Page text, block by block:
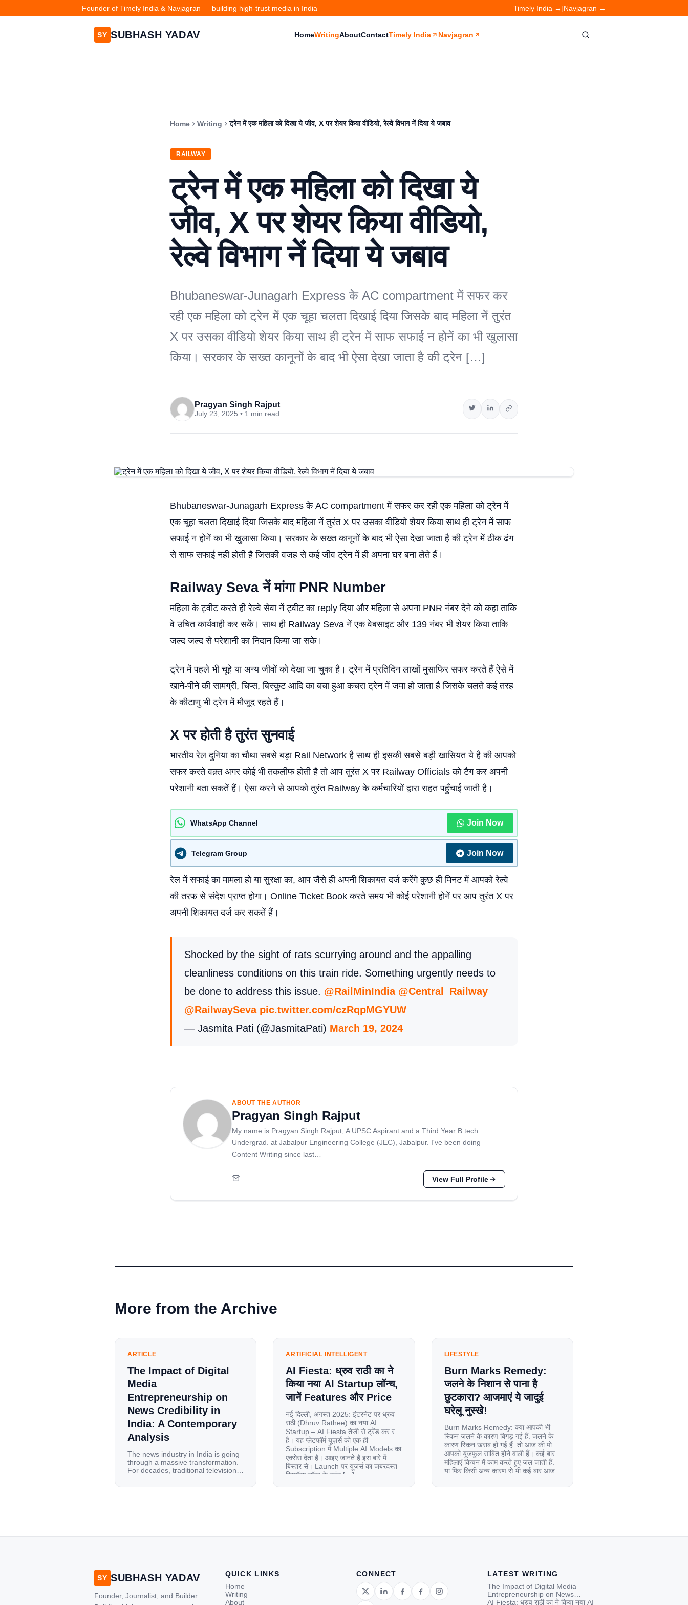
Founder of Timely India & Navjagran — building high-trust media in India Timely India → |Navjagran →
SY SUBHASH YADAV HomeWritingAboutContactTimely India Navjagran
Home Writing ट्रेन में एक महिला को दिखा ये जीव, X पर शेयर किया वीडियो, रेल्वे विभाग नें दिया ये जबाव
RAILWAY
ट्रेन में एक महिला को दिखा ये
जीव, X पर शेयर किया वीडियो,
रेल्वे विभाग नें दिया ये जबाव
Bhubaneswar-Junagarh Express के AC compartment में सफर कर
रही एक महिला को ट्रेन में एक चूहा चलता दिखाई दिया जिसके बाद महिला नें तुरंत
X पर उसका वीडियो शेयर किया साथ ही ट्रेन में साफ सफाई न होनें का भी खुलासा
किया। सरकार के सख्त कानूनों के बाद भी ऐसा देखा जाता है की ट्रेन […]
Pragyan Singh Rajput
July 23, 2025 • 1 min read
Bhubaneswar-Junagarh Express के AC compartment में सफर कर रही एक महिला को ट्रेन में
एक चूहा चलता दिखाई दिया जिसके बाद महिला नें तुरंत X पर उसका वीडियो शेयर किया साथ ही ट्रेन में साफ
सफाई न होनें का भी खुलासा किया। सरकार के सख्त कानूनों के बाद भी ऐसा देखा जाता है की ट्रेन में ठीक ढंग
से साफ सफाई नही होती है जिसकी वजह से कई जीव ट्रेन में ही अपना घर बना लेते हैं।
Railway Seva नें मांगा PNR Number
महिला के ट्वीट करते ही रेल्वे सेवा नें ट्वीट का reply दिया और महिला से अपना PNR नंबर देने को कहा ताकि
वे उचित कार्यवाही कर सकें। साथ ही Railway Seva नें एक वेबसाइट और 139 नंबर भी शेयर किया ताकि
जल्द जल्द से परेशानी का निदान किया जा सके।
ट्रेन में पहले भी चूहे या अन्य जीवों को देखा जा चुका है। ट्रेन में प्रतिदिन लाखों मुसाफिर सफर करते हैं ऐसे में
खाने-पीने की सामग्री, चिप्स, बिस्कुट आदि का बचा हुआ कचरा ट्रेन में जमा हो जाता है जिसके चलते कई तरह
के कीटाणु भी ट्रेन में मौजूद रहते हैं।
X पर होती है तुरंत सुनवाई
भारतीय रेल दुनिया का चौथा सबसे बड़ा Rail Network है साथ ही इसकी सबसे बड़ी खासियत ये है की आपको
सफर करते वक़्त अगर कोई भी तकलीफ होती है तो आप तुरंत X पर Railway Officials को टैग कर अपनी
परेशानी बता सकतें हैं। ऐसा करने से आपको तुरंत Railway के कर्मचारियों द्वारा राहत पहुँचाई जाती है।
WhatsApp Channel Join Now
Telegram Group Join Now
रेल में सफाई का मामला हो या सुरक्षा का, आप जैसे ही अपनी शिकायत दर्ज करेंगे कुछ ही मिनट में आपको रेल्वे
की तरफ से संदेश प्राप्त होगा। Online Ticket Book करते समय भी कोई परेशानी होनें पर आप तुरंत X पर
अपनी शिकायत दर्ज कर सकतें हैं।
Shocked by the sight of rats scurrying around and the appalling
cleanliness conditions on this train ride. Something urgently needs to
be done to address this issue. @RailMinIndia @Central_Railway
@RailwaySeva pic.twitter.com/czRqpMGYUW
— Jasmita Pati (@JasmitaPati) March 19, 2024
ABOUT THE AUTHOR
Pragyan Singh Rajput
My name is Pragyan Singh Rajput, A UPSC Aspirant and a Third Year B.tech
Undergrad. at Jabalpur Engineering College (JEC), Jabalpur. I've been doing
Content Writing since last…
View Full Profile
More from the Archive
ARTICLE
The Impact of Digital
Media
Entrepreneurship on
News Credibility in
India: A Contemporary
Analysis
The news industry in India is going
through a massive transformation.
For decades, traditional television
were the main sources of
India has become a mobile-first
ARTIFICIAL INTELLIGENT
AI Fiesta: ध्रुव राठी का ने
किया नया AI Startup लॉन्च,
जानें Features और Price
नई दिल्ली, अगस्त 2025: इंटरनेट पर ध्रुव
राठी (Dhruv Rathee) का नया AI
Startup – AI Fiesta तेजी से ट्रेंड कर रहा
है। यह प्लेटफॉर्म यूज़र्स को एक ही
Subscription में Multiple AI Models का
एक्सेस देता है। आइए जानते है इस बारे में
बिस्तर से। Launch पर यूज़र्स का जबरदस्त
रिस्पॉन्स लॉन्च के तुरंत […]
LIFESTYLE
Burn Marks Remedy:
जलने के निशान से पाना है
छुटकारा? आजमाएं ये जादुई
घरेलू नुस्खे!
Burn Marks Remedy: क्या आपकी भी
स्किन जलने के कारण बिगड़ गई हैं. जलने के
कारण स्किन खराब हो गई हैं. तो आज की पोस्ट
आपको यूजफुल साबित होने वाली हैं। कई बार
महिलाएं किचन में काम करते हुए जल जाती हैं.
या फिर किसी अन्य कारण से भी कई बार आज
SY SUBHASH YADAV
Founder, Journalist, and Builder.
QUICK LINKS
Home
Writing
About
CONNECT
LATEST WRITING
The Impact of Digital Media
Entrepreneurship on News
Credibility in India: A
AI Fiesta: ध्रुव राठी का ने किया नया AI